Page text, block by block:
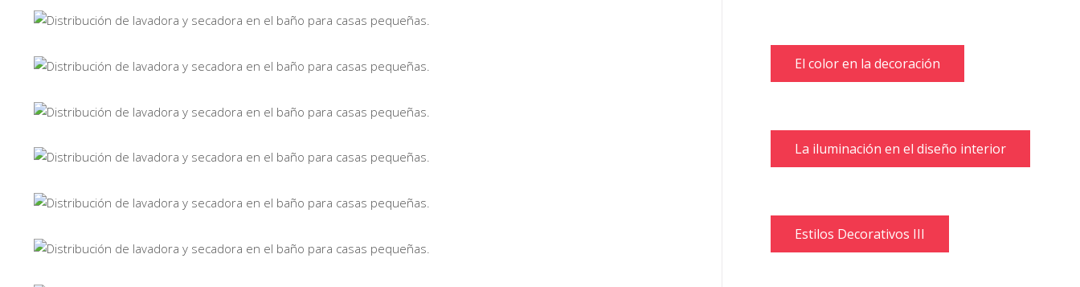
El color en la decoración
La iluminación en el diseño interior
Estilos Decorativos III